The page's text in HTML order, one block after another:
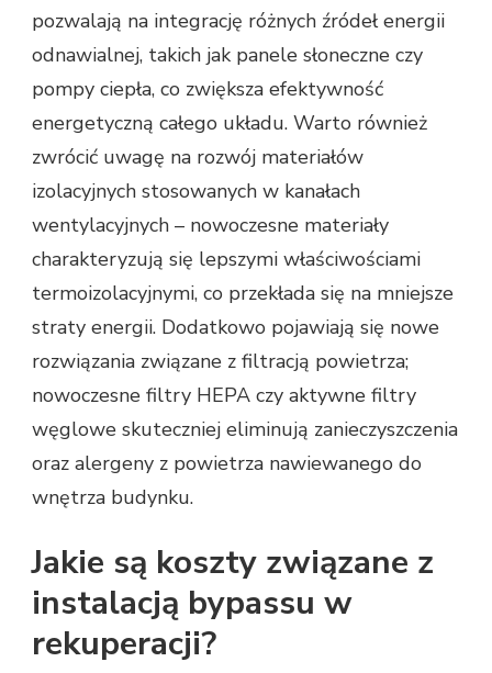
pozwalają na integrację różnych źródeł energii
odnawialnej, takich jak panele słoneczne czy
pompy ciepła, co zwiększa efektywność
energetyczną całego układu. Warto również
zwrócić uwagę na rozwój materiałów
izolacyjnych stosowanych w kanałach
wentylacyjnych – nowoczesne materiały
charakteryzują się lepszymi właściwościami
termoizolacyjnymi, co przekłada się na mniejsze
straty energii. Dodatkowo pojawiają się nowe
rozwiązania związane z filtracją powietrza;
nowoczesne filtry HEPA czy aktywne filtry
węglowe skuteczniej eliminują zanieczyszczenia
oraz alergeny z powietrza nawiewanego do
wnętrza budynku.
Jakie są koszty związane z
instalacją bypassu w
rekuperacji?